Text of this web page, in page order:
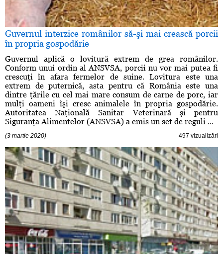
Guvernul interzice românilor să-şi mai crească porcii
în propria gospodărie
Guvernul aplică o lovitură extrem de grea românilor.
Conform unui ordin al ANSVSA, porcii nu vor mai putea fi
crescuţi în afara fermelor de suine. Lovitura este una
extrem de puternică, asta pentru că România este una
dintre ţările cu cel mai mare consum de carne de porc, iar
mulţi oameni îşi cresc animalele în propria gospodărie.
Autoritatea Naţională Sanitar Veterinară şi pentru
Siguranţa Alimentelor (ANSVSA) a emis un set de reguli ...
(3 martie 2020) 497 vizualizări